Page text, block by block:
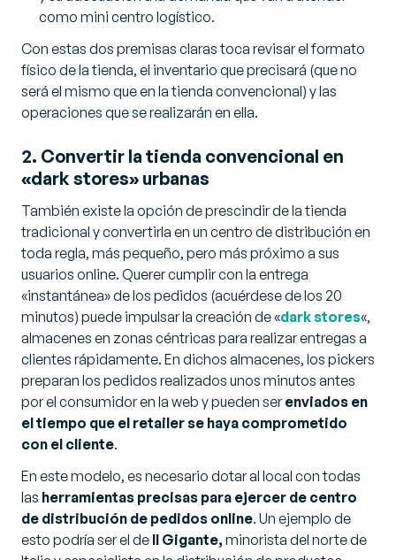
como mini centro logístico.
Con estas dos premisas claras toca revisar el formato
físico de la tienda, el inventario que precisará (que no
será el mismo que en la tienda convencional) y las
operaciones que se realizarán en ella.
2. Convertir la tienda convencional en
«dark stores» urbanas
También existe la opción de prescindir de la tienda
tradicional y convertirla en un centro de distribución en
toda regla, más pequeño, pero más próximo a sus
usuarios online. Querer cumplir con la entrega
«instantánea» de los pedidos (acuérdese de los 20
minutos) puede impulsar la creación de «dark stores«,
almacenes en zonas céntricas para realizar entregas a
clientes rápidamente. En dichos almacenes, los pickers
preparan los pedidos realizados unos minutos antes
por el consumidor en la web y pueden serenviados en
el tiempo que el retailer se haya comprometido
con el cliente.
En este modelo, es necesario dotar al local con todas
las herramientas precisas para ejercer de centro
de distribución de pedidos online. Un ejemplo de
esto podría ser el de Il Gigante, minorista del norte de